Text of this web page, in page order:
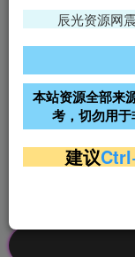
免费领支付宝
阿里云2核2G200M
年
超低价文字广告
辰光资源网
本站资源全部来
考，切勿用
建议